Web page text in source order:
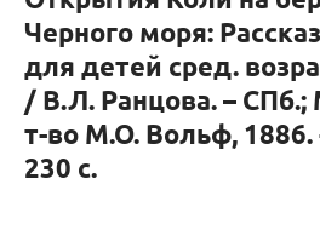
Черного моря: Рассказ
для детей сред.
/ В.Л. Ранцова. – СПб.;
т-во М.О. Вольф, 1886.
230 с.